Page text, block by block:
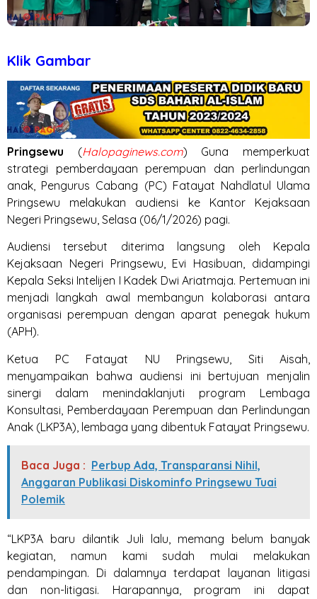
Klik Gambar
Pringsewu (Halopaginews.com) Guna memperkuat
strategi pemberdayaan perempuan dan perlindungan
anak, Pengurus Cabang (PC) Fatayat Nahdlatul Ulama
Pringsewu melakukan audiensi ke Kantor Kejaksaan
Negeri Pringsewu, Selasa (06/1/2026) pagi.
Audiensi tersebut diterima langsung oleh Kepala
Kejaksaan Negeri Pringsewu, Evi Hasibuan, didampingi
Kepala Seksi Intelijen I Kadek Dwi Ariatmaja. Pertemuan ini
menjadi langkah awal membangun kolaborasi antara
organisasi perempuan dengan aparat penegak hukum
(APH).
Ketua PC Fatayat NU Pringsewu, Siti Aisah,
menyampaikan bahwa audiensi ini bertujuan menjalin
sinergi dalam menindaklanjuti program Lembaga
Konsultasi, Pemberdayaan Perempuan dan Perlindungan
Anak (LKP3A), lembaga yang dibentuk Fatayat Pringsewu.
Baca Juga : Perbup Ada, Transparansi Nihil,
Anggaran Publikasi Diskominfo Pringsewu Tuai
Polemik
“LKP3A baru dilantik Juli lalu, memang belum banyak
kegiatan, namun kami sudah mulai melakukan
pendampingan. Di dalamnya terdapat layanan litigasi
dan non-litigasi. Harapannya, program ini dapat